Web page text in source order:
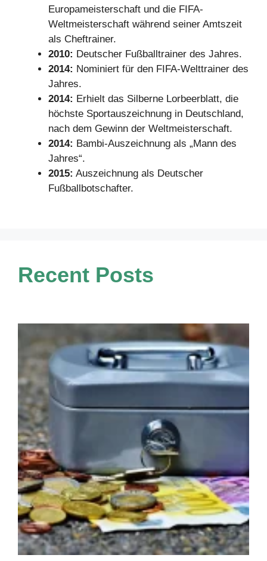
Europameisterschaft und die FIFA-
Weltmeisterschaft während seiner Amtszeit
als Cheftrainer.
2010: Deutscher Fußballtrainer des Jahres.
2014: Nominiert für den FIFA-Welttrainer des
Jahres.
2014: Erhielt das Silberne Lorbeerblatt, die
höchste Sportauszeichnung in Deutschland,
nach dem Gewinn der Weltmeisterschaft.
2014: Bambi-Auszeichnung als „Mann des
Jahres“.
2015: Auszeichnung als Deutscher
Fußballbotschafter.
Recent Posts